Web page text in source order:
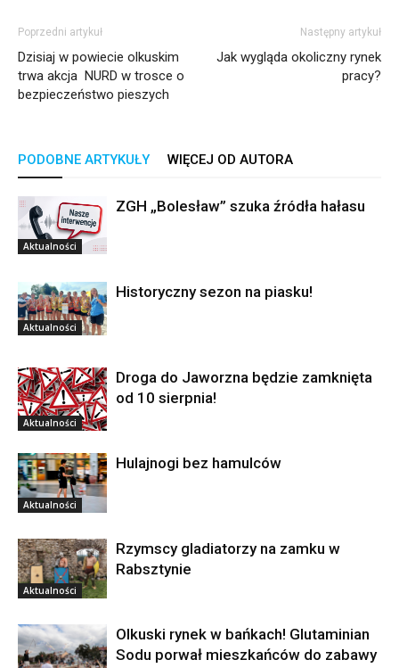
Poprzedni artykuł
Dzisiaj w powiecie olkuskim
trwa akcja NURD w trosce o
bezpieczeństwo pieszych
Następny artykuł
Jak wygląda okoliczny rynek
pracy?
PODOBNE ARTYKUŁY WIĘCEJ OD AUTORA
Aktualności
ZGH „Bolesław” szuka źródła hałasu
Aktualności
Historyczny sezon na piasku!
Aktualności
Droga do Jaworzna będzie zamknięta
od 10 sierpnia!
Aktualności
Hulajnogi bez hamulców
Aktualności
Rzymscy gladiatorzy na zamku w
Rabsztynie
Olkuski rynek w bańkach! Glutaminian
Sodu porwał mieszkańców do zabawy